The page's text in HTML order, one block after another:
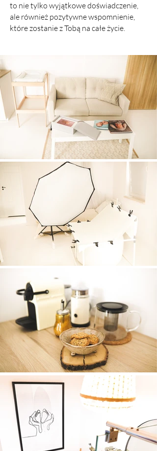
to nie tylko wyjątkowe doświadczenie,
ale również pozytywne wspomnienie,
które zostanie z Tobą na całe życie.